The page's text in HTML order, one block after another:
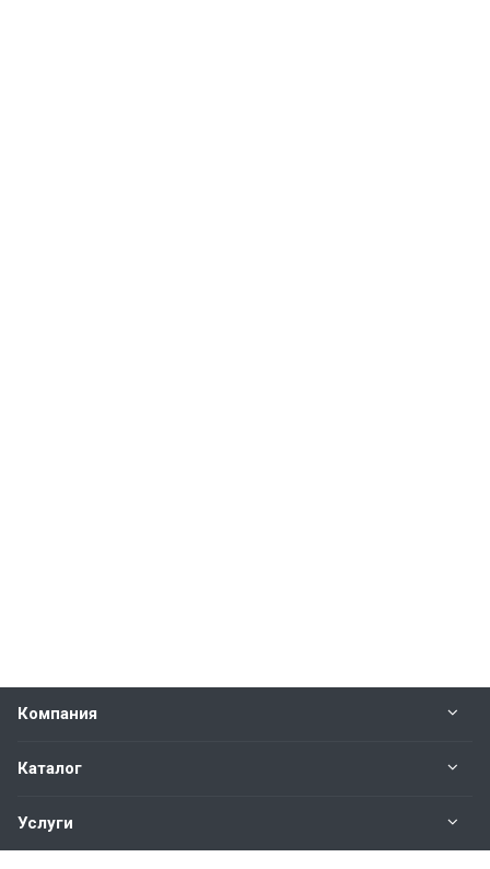
Компания
Каталог
Услуги